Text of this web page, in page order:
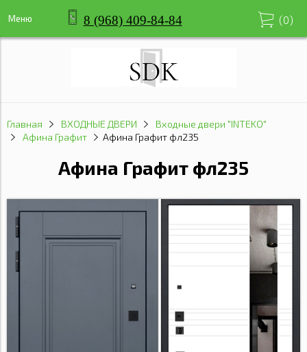
Меню 8 (968) 409-84-84 (0)
Главная ВХОДНЫЕ ДВЕРИ
Входные двери "INTEKO"
Афина Графит
Афина Графит фл235
Афина Графит фл235